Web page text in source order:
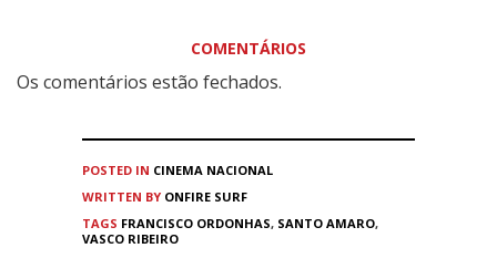
COMENTÁRIOS
Os comentários estão fechados.
POSTED IN CINEMA NACIONAL
WRITTEN BY ONFIRE SURF
TAGS FRANCISCO ORDONHAS, SANTO AMARO,
VASCO RIBEIRO